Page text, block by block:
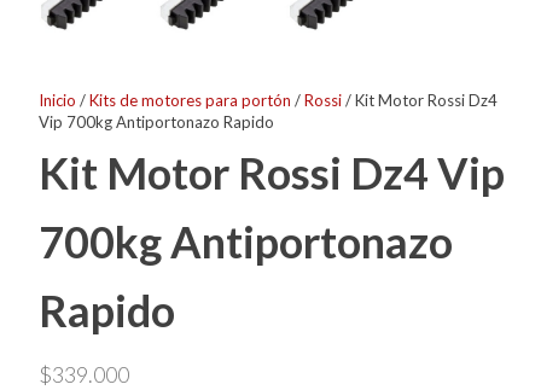
Inicio /Kits de motores para portón /Rossi/ Kit Motor Rossi Dz4
Vip 700kg Antiportonazo Rapido
Kit Motor Rossi Dz4 Vip
700kg Antiportonazo
Rapido
$339.000